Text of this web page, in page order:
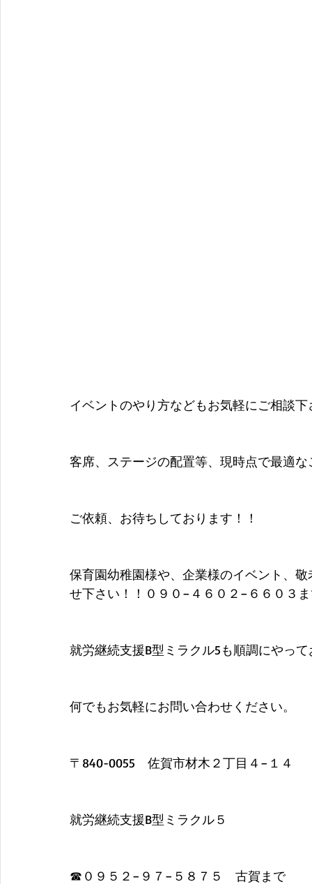
イベントのやり方などもお気軽にご相談下
客席、ステージの配置等、現時点で最適
ご依頼、お待ちしております！！
保育園幼稚園様や、企業様のイベント、
せ下さい！！０９０−４６０２−６６０３
就労継続支援B型ミラクル5も順調にやっ
何でもお気軽にお問い合わせください。
​〒840-0055　佐賀市材木２丁目４−１４
就労継続支援B型ミラクル５
​☎０９５２−９７−５８７５　古賀まで